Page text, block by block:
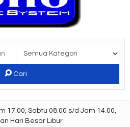
Cari
17.00, Sabtu 08.00 s/d Jam 14.00,
Hari Besar Libur